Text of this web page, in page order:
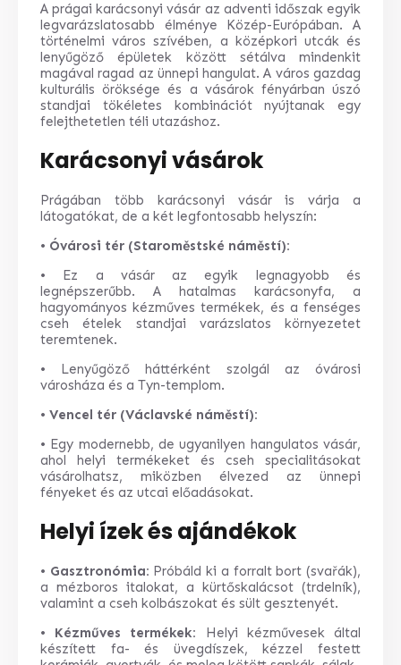
A prágai karácsonyi vásár az adventi időszak egyik
legvarázslatosabb élménye Közép-Európában. A
történelmi város szívében, a középkori utcák és
lenyűgöző épületek között sétálva mindenkit
magával ragad az ünnepi hangulat. A város gazdag
kulturális öröksége és a vásárok fényárban úszó
standjai tökéletes kombinációt nyújtanak egy
felejthetetlen téli utazáshoz.
Karácsonyi vásárok
Prágában több karácsonyi vásár is várja a
látogatókat, de a két legfontosabb helyszín:
• Óvárosi tér (Staroměstské náměstí):
• Ez a vásár az egyik legnagyobb és
legnépszerűbb. A hatalmas karácsonyfa, a
hagyományos kézműves termékek, és a fenséges
cseh ételek standjai varázslatos környezetet
teremtenek.
• Lenyűgöző háttérként szolgál az óvárosi
városháza és a Tyn-templom.
• Vencel tér (Václavské náměstí):
• Egy modernebb, de ugyanilyen hangulatos vásár,
ahol helyi termékeket és cseh specialitásokat
vásárolhatsz, miközben élvezed az ünnepi
fényeket és az utcai előadásokat.
Helyi ízek és ajándékok
• Gasztronómia: Próbáld ki a forralt bort (svařák),
a mézboros italokat, a kürtőskalácsot (trdelník),
valamint a cseh kolbászokat és sült gesztenyét.
• Kézműves termékek: Helyi kézművesek által
készített fa- és üvegdíszek, kézzel festett